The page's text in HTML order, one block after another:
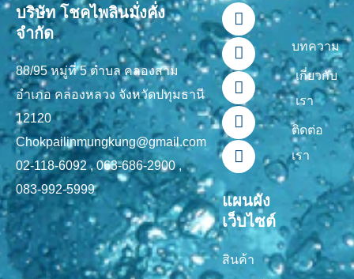
บริษัท โชคไพลินมั่งคั่ง
จำกัด
88/95 หมู่ที่ 5 ตำบล คลองสาม
อำเภอ คลองหลวง จังหวัดปทุมธานี
12120
Chokpailinmungkung@gmail.com
02-118-6092 , 063-686-2900 ,
083-992-5999
F
a
c
e
b
o
o
k
-
f
L
i
n
e
Y
o
u
t
u
b
e
T
i
k
t
o
k
I
n
s
t
a
g
r
a
m
แผนผัง
เว็บไซต์
สินค้า
บทความ
เกี่ยวกับ
เรา
ติดต่อ
เรา